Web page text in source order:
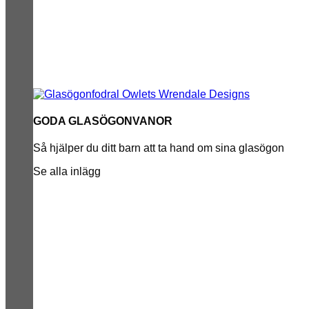
GODA GLASÖGONVANOR
Så hjälper du ditt barn att ta hand om sina glasögon
Se alla inlägg